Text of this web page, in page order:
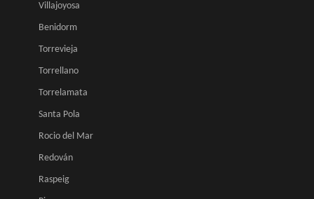
Villajoyosa
Benidorm
Torrevieja
Torrellano
Torrelamata
Santa Pola
Rocio del Mar
Redován
Raspeig